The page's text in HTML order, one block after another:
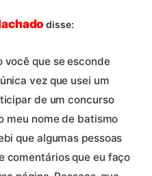
disse:
você que se esconde
vez que usei um
de um concurso
meu nome de batismo
que algumas pessoas
comentários que eu faço